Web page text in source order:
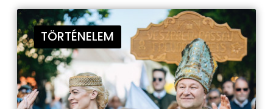
TÖRTÉNELEM